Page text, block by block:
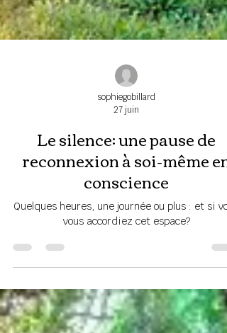
sophiegobillard
27 juin
Le silence: une pause de
reconnexion à soi-même en
conscience
Quelques heures, une journée ou plus : et si